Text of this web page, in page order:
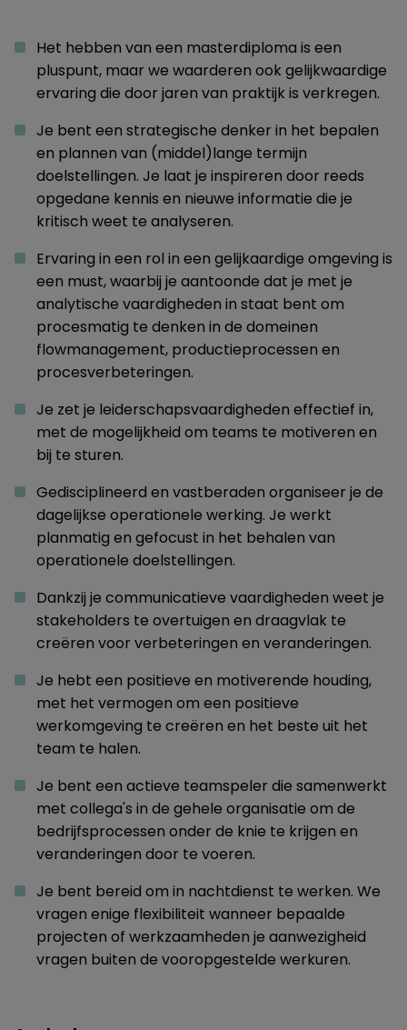
Het hebben van een masterdiploma is een
pluspunt, maar we waarderen ook gelijkwaardige
ervaring die door jaren van praktijk is verkregen.
Je bent een strategische denker in het bepalen
en plannen van (middel)lange termijn
doelstellingen. Je laat je inspireren door reeds
opgedane kennis en nieuwe informatie die je
kritisch weet te analyseren.
Ervaring in een rol in een gelijkaardige omgeving is
een must, waarbij je aantoonde dat je met je
analytische vaardigheden in staat bent om
procesmatig te denken in de domeinen
flowmanagement, productieprocessen en
procesverbeteringen.
Je zet je leiderschapsvaardigheden effectief in,
met de mogelijkheid om teams te motiveren en
bij te sturen.
Gedisciplineerd en vastberaden organiseer je de
dagelijkse operationele werking. Je werkt
planmatig en gefocust in het behalen van
operationele doelstellingen.
Dankzij je communicatieve vaardigheden weet je
stakeholders te overtuigen en draagvlak te
creëren voor verbeteringen en veranderingen.
Je hebt een positieve en motiverende houding,
met het vermogen om een positieve
werkomgeving te creëren en het beste uit het
team te halen.
Je bent een actieve teamspeler die samenwerkt
met collega's in de gehele organisatie om de
bedrijfsprocessen onder de knie te krijgen en
veranderingen door te voeren.
Je bent bereid om in nachtdienst te werken. We
vragen enige flexibiliteit wanneer bepaalde
projecten of werkzaamheden je aanwezigheid
vragen buiten de vooropgestelde werkuren.